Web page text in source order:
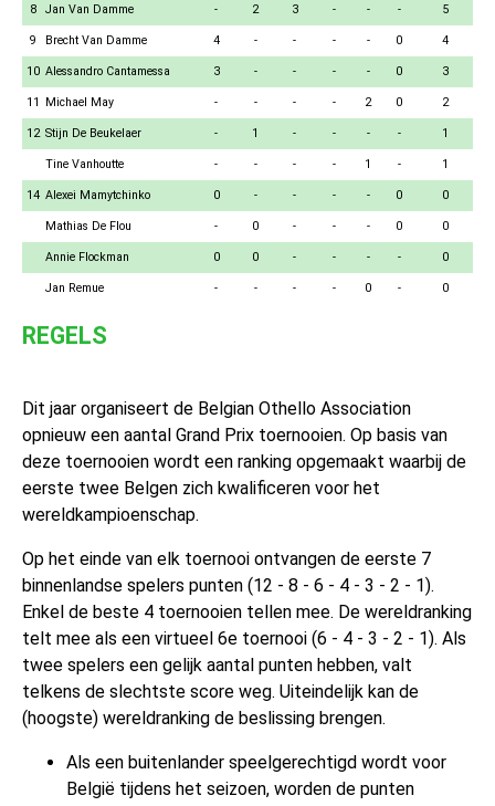
8 Jan Van Damme - 2 3 - - - 5
9 Brecht Van Damme 4 - - - - 0 4
10 Alessandro Cantamessa 3 - - - - 0 3
11 Michael May - - - - 2 0 2
12 Stijn De Beukelaer - 1 - - - - 1
Tine Vanhoutte - - - - 1 - 1
14 Alexei Mamytchinko 0 - - - - 0 0
Mathias De Flou - 0 - - - 0 0
Annie Flockman 0 0 - - - - 0
Jan Remue - - - - 0 - 0
REGELS
Dit jaar organiseert de Belgian Othello Association
opnieuw een aantal Grand Prix toernooien. Op basis van
deze toernooien wordt een ranking opgemaakt waarbij de
eerste twee Belgen zich kwalificeren voor het
wereldkampioenschap.
Op het einde van elk toernooi ontvangen de eerste 7
binnenlandse spelers punten (12 - 8 - 6 - 4 - 3 - 2 - 1).
Enkel de beste 4 toernooien tellen mee. De wereldranking
telt mee als een virtueel 6e toernooi (6 - 4 - 3 - 2 - 1). Als
twee spelers een gelijk aantal punten hebben, valt
telkens de slechtste score weg. Uiteindelijk kan de
(hoogste) wereldranking de beslissing brengen.
Als een buitenlander speelgerechtigd wordt voor
België tijdens het seizoen, worden de punten